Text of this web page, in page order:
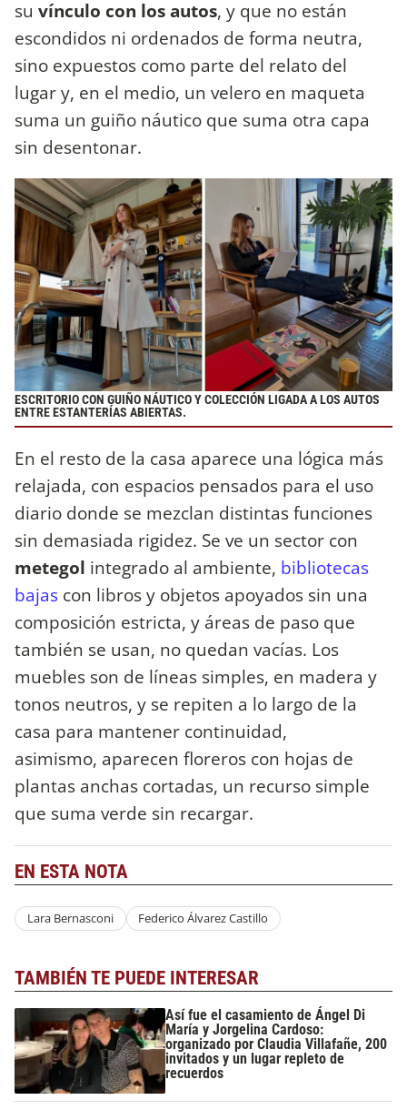
su vínculo con los autos, y que no están
escondidos ni ordenados de forma neutra,
sino expuestos como parte del relato del
lugar y, en el medio, un velero en maqueta
suma un guiño náutico que suma otra capa
sin desentonar.
ESCRITORIO CON GUIÑO NÁUTICO Y COLECCIÓN LIGADA A LOS AUTOS
ENTRE ESTANTERÍAS ABIERTAS.
En el resto de la casa aparece una lógica más
relajada, con espacios pensados para el uso
diario donde se mezclan distintas funciones
sin demasiada rigidez. Se ve un sector con
metegol integrado al ambiente, bibliotecas
bajas con libros y objetos apoyados sin una
composición estricta, y áreas de paso que
también se usan, no quedan vacías. Los
muebles son de líneas simples, en madera y
tonos neutros, y se repiten a lo largo de la
casa para mantener continuidad,
asimismo, aparecen floreros con hojas de
plantas anchas cortadas, un recurso simple
que suma verde sin recargar.
EN ESTA NOTA
Lara Bernasconi Federico Álvarez Castillo
TAMBIÉN TE PUEDE INTERESAR
Así fue el casamiento de Ángel Di
María y Jorgelina Cardoso:
organizado por Claudia Villafañe, 200
invitados y un lugar repleto de
recuerdos